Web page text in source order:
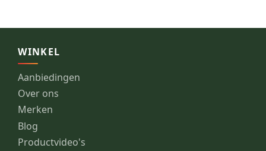
WINKEL
Aanbiedingen
Over ons
Merken
Blog
Productvideo's